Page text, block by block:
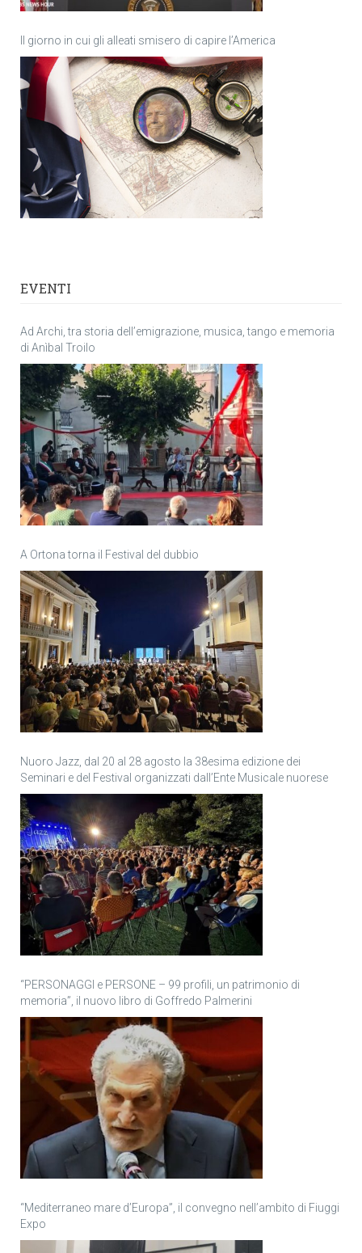
Il giorno in cui gli alleati smisero di capire l’America
EVENTI
Ad Archi, tra storia dell’emigrazione, musica, tango e memoria
di Anìbal Troilo
A Ortona torna il Festival del dubbio
Nuoro Jazz, dal 20 al 28 agosto la 38esima edizione dei
Seminari e del Festival organizzati dall’Ente Musicale nuorese
“PERSONAGGI e PERSONE – 99 profili, un patrimonio di
memoria”, il nuovo libro di Goffredo Palmerini
“Mediterraneo mare d’Europa”, il convegno nell’ambito di Fiuggi
Expo